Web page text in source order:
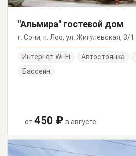
"Альмира" гостевой дом
г. Сочи, п. Лоо, ул. Жигулевская, 3/1
Интернет Wi-Fi Автостоянка
Бассейн
от 450 ₽ в августе